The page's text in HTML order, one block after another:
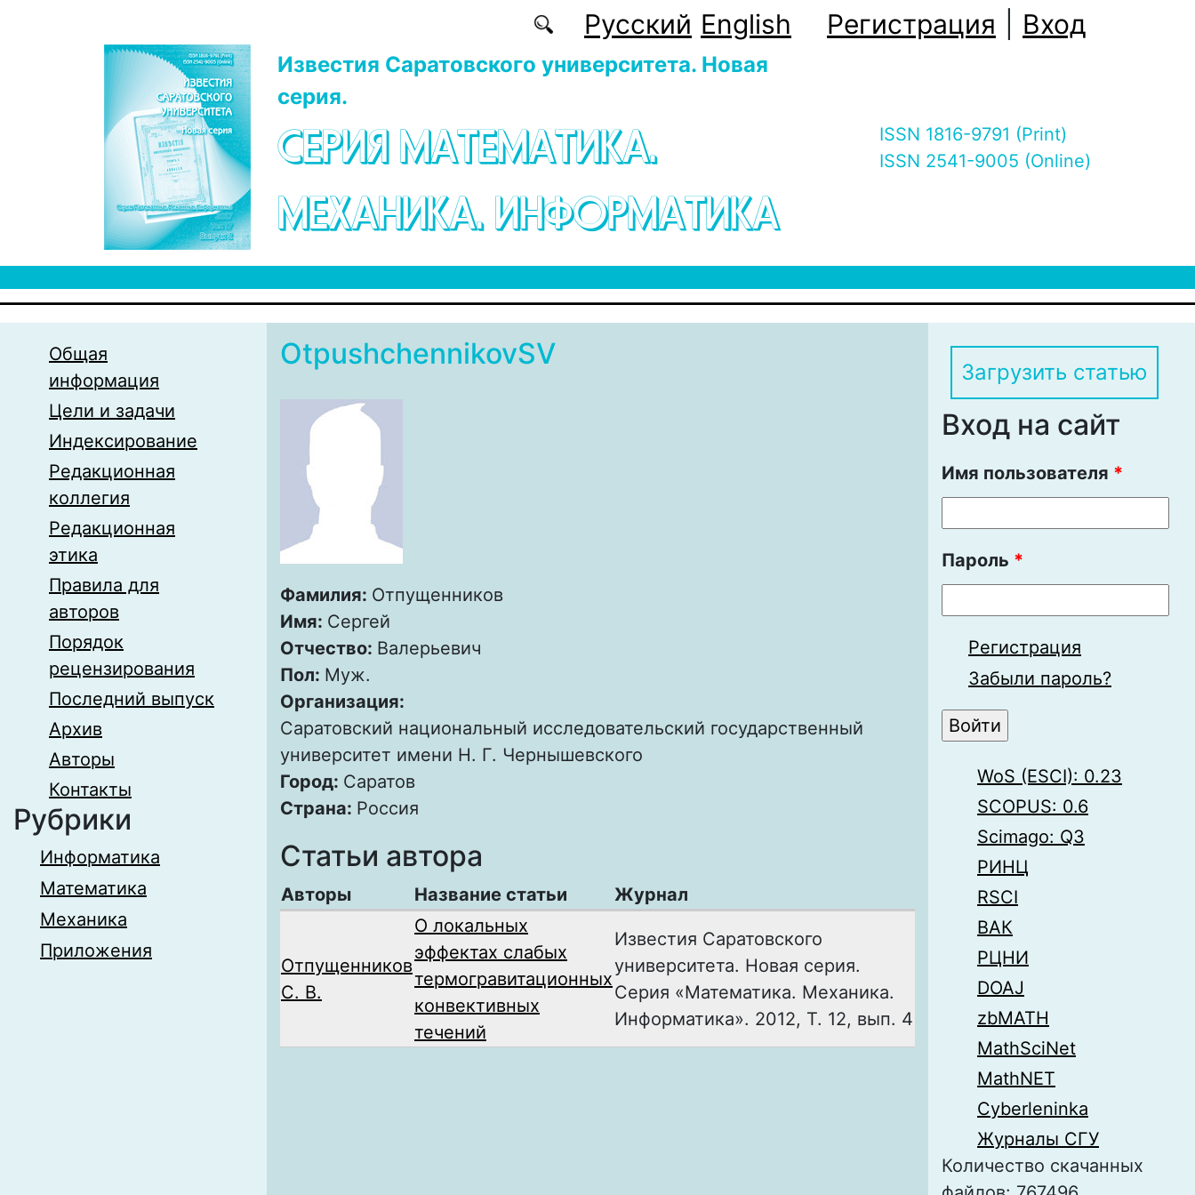
Русский English Регистрация Вход
Известия Саратовского университета. Новая
серия.
СЕРИЯ МАТЕМАТИКА.
МЕХАНИКА. ИНФОРМАТИКА
ISSN 1816-9791 (Print)
ISSN 2541-9005 (Online)
Общая
информация
Цели и задачи
Индексирование
Редакционная
коллегия
Редакционная
этика
Правила для
авторов
Порядок
рецензирования
Последний выпуск
Архив
Авторы
Контакты
Рубрики
Информатика
Математика
Механика
Приложения
OtpushchennikovSV
Фамилия: Отпущенников
Имя: Сергей
Отчество: Валерьевич
Пол: Муж.
Организация:
Саратовский национальный исследовательский государственный
университет имени Н. Г. Чернышевского
Город: Саратов
Страна: Россия
Статьи автора
Авторы Название статьи Журнал
Отпущенников
С. В.
О локальных
эффектах слабых
термогравитационных
конвективных
течений
Известия Саратовского
университета. Новая серия.
Серия «Математика. Механика.
Информатика». 2012, Т. 12, вып. 4
Загрузить статью
Вход на сайт
Имя пользователя *
Пароль *
Регистрация
Забыли пароль?
WoS (ESCI): 0.23
SCOPUS: 0.6
Scimago: Q3
РИНЦ
RSCI
ВАК
РЦНИ
DOAJ
zbMATH
MathSciNet
MathNET
Cyberleninka
Журналы СГУ
Количество скачанных